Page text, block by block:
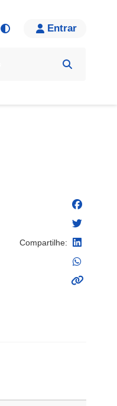
Entrar
Compartilhe: